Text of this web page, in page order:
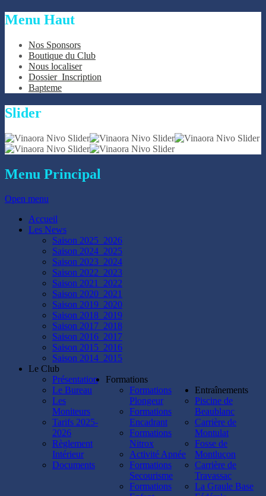
Menu Haut
Nos Sponsors
Boutique du Club
Nous localiser
Dossier_Inscription
Bapteme
Slider
Menu Principal
Open menu
Accueil
Les News
Saison 2025_2026
Saison 2024_2025
Saison 2023_2024
Saison 2022_2023
Saison 2021_2022
Saison 2020_2021
Saison 2019_2020
Saison 2018_2019
Saison 2017_2018
Saison 2016_2017
Saison 2015_2016
Saison 2014_2015
Le Club
Présentation
Le Bureau
Les
Moniteurs
Tarifs 2025-
2026
Règlement
Intérieur
Documents
Formations
Formations
Plongeur
Formations
Encadrant
Formations
Nitrox
Activité Apnée
Formations
Secourisme
Formations
Entraînements
Piscine de
Beaublanc
Carrière de
Montulat
Fosse de
Montluçon
Carrière de
Travassac
La Graule Base